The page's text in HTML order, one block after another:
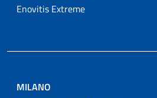
Enovitis Extreme
MILANO